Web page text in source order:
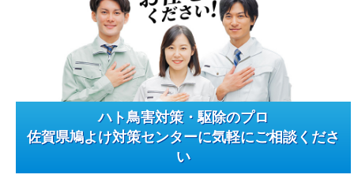
ハト鳥害対策・駆除のプロ
佐賀県鳩よけ対策センターに気軽にご相談くださ
い